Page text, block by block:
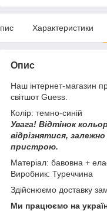
Характеристики
Опис
Наш інтернет-магазин
світшот Guess.
Колір: темно-синій
Увага! Відтінок
відрізнятися, залежно
пристрою.
Матеріал: бавовна +
Виробник: Туреччина
Здійснюємо доставку
Ми працюємо на